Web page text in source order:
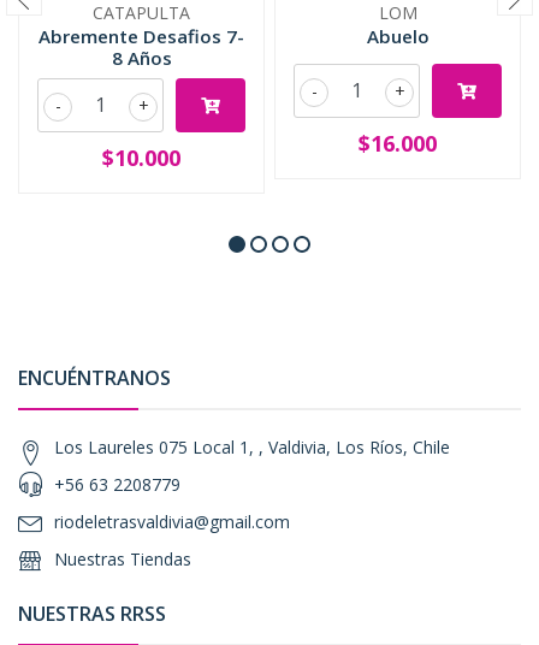
CATAPULTA
Abremente Desafios 7-
8 Años
+
-
$10.000
LOM
Abuelo
+
-
$16.000
ENCUÉNTRANOS
Los Laureles 075 Local 1, , Valdivia, Los Ríos, Chile
+56 63 2208779
riodeletrasvaldivia@gmail.com
Nuestras Tiendas
NUESTRAS RRSS